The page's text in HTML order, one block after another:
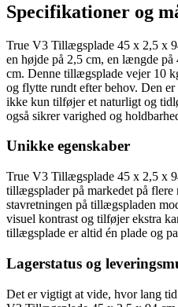
Specifikationer og
True V3 Tillægsplade 45 x 2,5 x
en højde på 2,5 cm, en længde
cm. Denne tillægsplade vejer 10
og flytte rundt efter behov. Den
ikke kun tilføjer et naturligt og
også sikrer varighed og
Unikke egenskaber
True V3 Tillægsplade 45 x 2,5 x
tillægsplader på markedet på flere
stavretningen på tillægspladen
visuel kontrast og tilføjer ekstra
tillægsplade er altid én plade og
Lagerstatus og
Det er vigtigt at vide, hvor lang